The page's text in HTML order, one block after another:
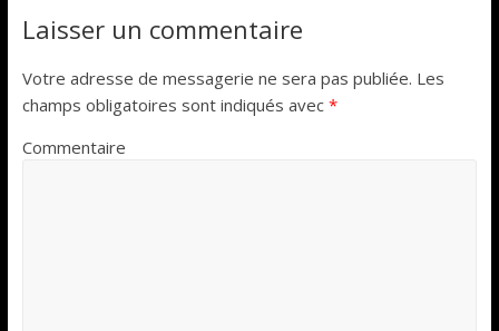
Laisser un commentaire
Votre adresse de messagerie ne sera pas publiée. Les
champs obligatoires sont indiqués avec *
Commentaire